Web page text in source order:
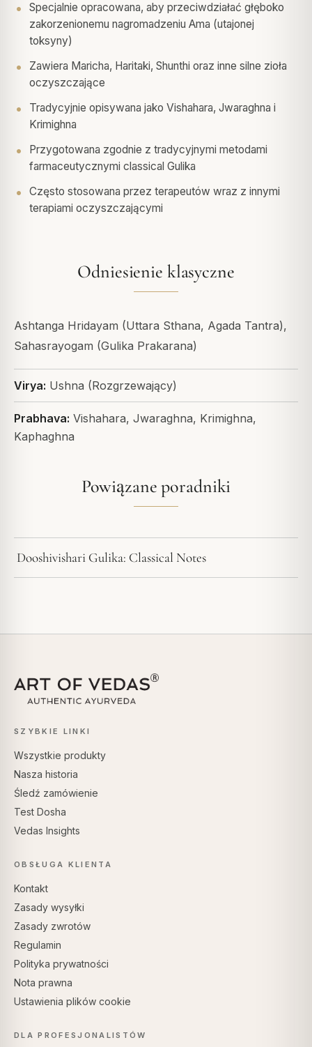
Specjalnie opracowana, aby przeciwdziałać głęboko
zakorzenionemu nagromadzeniu Ama (utajonej
toksyny)
Zawiera Maricha, Haritaki, Shunthi oraz inne silne zioła
oczyszczające
Tradycyjnie opisywana jako Vishahara, Jwaraghna i
Krimighna
Przygotowana zgodnie z tradycyjnymi metodami
farmaceutycznymi classical Gulika
Często stosowana przez terapeutów wraz z innymi
terapiami oczyszczającymi
Odniesienie klasyczne
Ashtanga Hridayam (Uttara Sthana, Agada Tantra),
Sahasrayogam (Gulika Prakarana)
Virya: Ushna (Rozgrzewający)
Prabhava: Vishahara, Jwaraghna, Krimighna,
Kaphaghna
Powiązane poradniki
Dooshivishari Gulika: Classical Notes
SZYBKIE LINKI
Wszystkie produkty
Nasza historia
Śledź zamówienie
Test Dosha
Vedas Insights
OBSŁUGA KLIENTA
Kontakt
Zasady wysyłki
Zasady zwrotów
Regulamin
Polityka prywatności
Nota prawna
Ustawienia plików cookie
DLA PROFESJONALISTÓW